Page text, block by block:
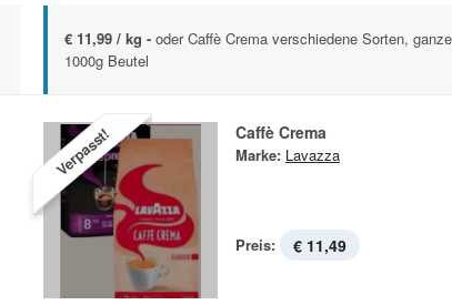
€ 11,99 / kg - oder Caffè Crema verschiedene Sorten,
1000g Beutel
Verpasst! Caffè Crema
Marke: Lavazza
Preis: € 11,49